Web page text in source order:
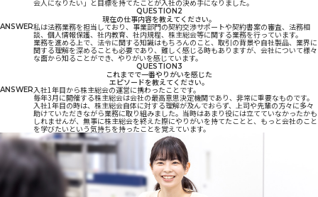
会人になりたい」と目標を持てたことが入社の決め手になりました。
QUESTION2
現在の仕事内容を教えてください。
ANSWER私は法務業務を担当しており、事業部門の契約交渉サポートや契約書案の審査、法務相
談、個人情報保護、社内教育、社内規程、株主総会等に関する業務を行っています。
業務を進める上で、法令に関する知識はもちろんのこと、取引の背景や自社製品、業界に
関する理解を深めることも必要であり、難しく感じる時もありますが、会社について様々
な面から知ることができ、やりがいを感じています。
QUESTION3
これまでで一番やりがいを感じた
エピソードを教えてください。
ANSWER入社1年目から株主総会の運営に携わったことです。
毎年3月に開催する株主総会は会社の最高意思決定機関であり、非常に重要なものです。
入社1年目の時は、株主総会自体に対する理解が及んでおらず、上司や先輩の方々に多々
助けていただきながら業務に取り組みました。当時はあまり役には立てていなかったかも
しれませんが、無事に株主総会を終えた際にやりがいを持てたことと、もっと会社のこと
を学びたいという気持ちを持ったことを覚えています。